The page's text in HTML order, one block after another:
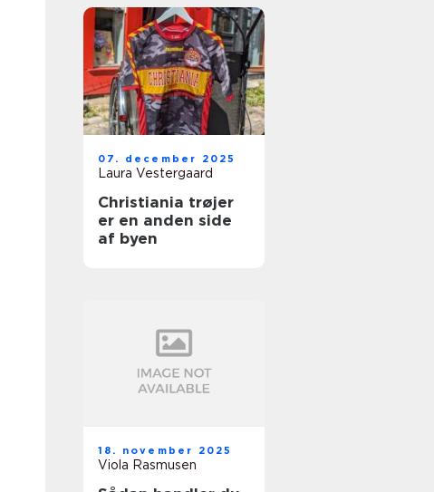
07. december 2025
Laura Vestergaard
Christiania trøjer
er en anden side
af byen
18. november 2025
Viola Rasmusen